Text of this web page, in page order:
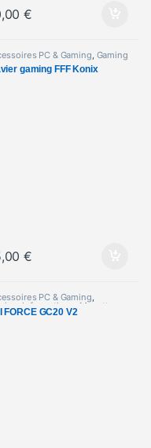
€
PC & Gaming Gaming
gaming FFF Konix
€
PC & Gaming,
,Informatique, Manettes
Smartphone
FORCE GC20 V2